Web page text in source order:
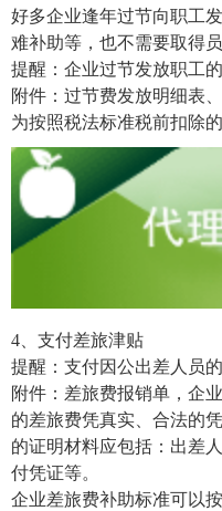
好多企业逢年过节向职工
难补助等，也不需要取得
提醒：企业过节发放职工
附件：过节费发放明细表
为按照税法标准税前扣除的
4、支付差旅津贴
提醒：支付因公出差人员
附件：差旅费报销单，企
的差旅费凭真实、合法的
的证明材料应包括：出差
付凭证等。
企业差旅费补助标准可以